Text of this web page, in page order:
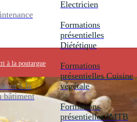
à la
bâtiment
Electricien
Formations
présentielles
Diététique
Formations
présentielles Cuisine
végétale
Formations
présentielles IMTB
à la poutargue